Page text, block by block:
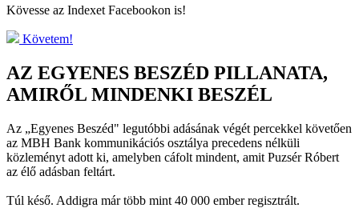
Kövesse az Indexet Facebookon is!
Követem!
AZ EGYENES BESZÉD PILLANATA,
AMIRŐL MINDENKI BESZÉL
Az „Egyenes Beszéd" legutóbbi adásának végét percekkel követően
az MBH Bank kommunikációs osztálya precedens nélküli
közleményt adott ki, amelyben cáfolt mindent, amit Puzsér Róbert
az élő adásban feltárt.
Túl késő. Addigra már több mint 40 000 ember regisztrált.